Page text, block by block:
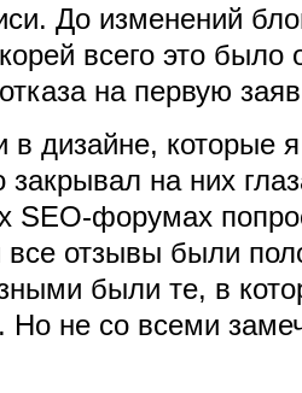
До изменений
всего это было
на первую
в дизайне, которые я
закрывал на них
SEO-форумах
все отзывы были
были те, в
Но не со всеми